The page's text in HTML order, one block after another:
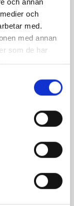
och
med.
med annan
som de har